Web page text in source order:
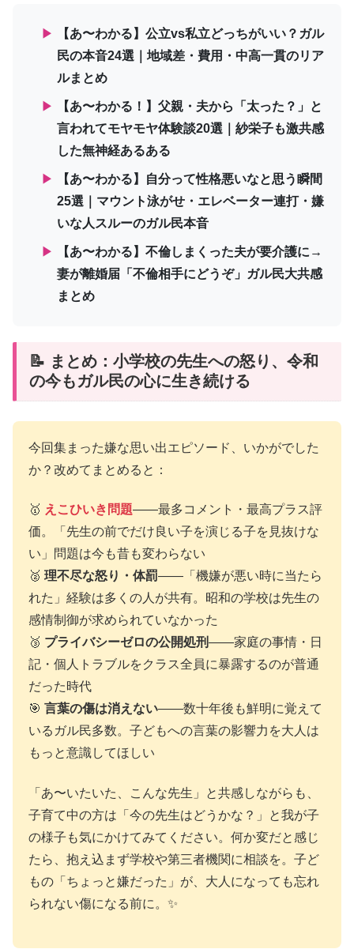
▶
【あ〜わかる】公立vs私立どっちがいい？ガル
民の本音24選｜地域差・費用・中高一貫のリア
ルまとめ
▶
【あ〜わかる！】父親・夫から「太った？」と
言われてモヤモヤ体験談20選｜紗栄子も激共感
した無神経あるある
▶
【あ〜わかる】自分って性格悪いなと思う瞬間
25選｜マウント泳がせ・エレベーター連打・嫌
いな人スルーのガル民本音
▶
【あ〜わかる】不倫しまくった夫が要介護に→
妻が離婚届「不倫相手にどうぞ」ガル民大共感
まとめ
📝 まとめ：小学校の先生への怒り、令和
の今もガル民の心に生き続ける
今回集まった嫌な思い出エピソード、いかがでした
か？改めてまとめると：
🥇 えこひいき問題——最多コメント・最高プラス評
価。「先生の前でだけ良い子を演じる子を見抜けな
い」問題は今も昔も変わらない
🥈 理不尽な怒り・体罰——「機嫌が悪い時に当たら
れた」経験は多くの人が共有。昭和の学校は先生の
感情制御が求められていなかった
🥉 プライバシーゼロの公開処刑——家庭の事情・日
記・個人トラブルをクラス全員に暴露するのが普通
だった時代
🎯 言葉の傷は消えない——数十年後も鮮明に覚えて
いるガル民多数。子どもへの言葉の影響力を大人は
もっと意識してほしい
「あ〜いたいた、こんな先生」と共感しながらも、
子育て中の方は「今の先生はどうかな？」と我が子
の様子も気にかけてみてください。何か変だと感じ
たら、抱え込まず学校や第三者機関に相談を。子ど
もの「ちょっと嫌だった」が、大人になっても忘れ
られない傷になる前に。✨